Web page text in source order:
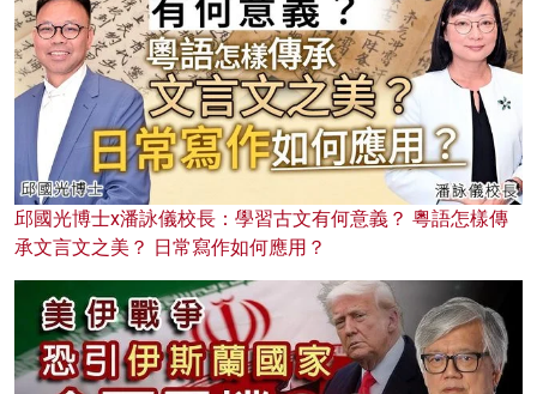
邱國光博士x潘詠儀校長：學習古文有何意義？ 粵語怎樣傳
承文言文之美？ 日常寫作如何應用？